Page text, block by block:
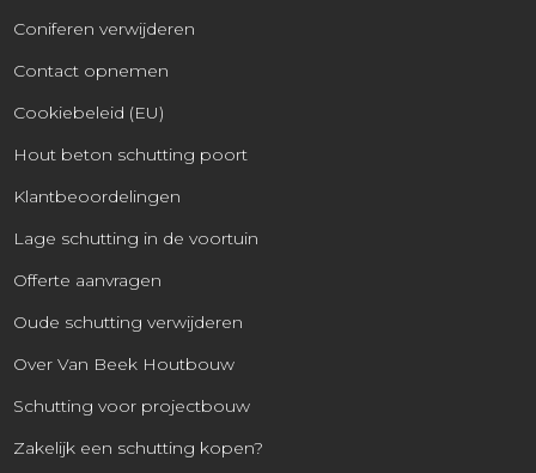
Coniferen verwijderen
Contact opnemen
Cookiebeleid (EU)
Hout beton schutting poort
Klantbeoordelingen
Lage schutting in de voortuin
Offerte aanvragen
Oude schutting verwijderen
Over Van Beek Houtbouw
Schutting voor projectbouw
Zakelijk een schutting kopen?